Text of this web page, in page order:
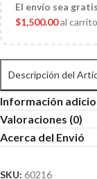
El envío sea
$1,500.00al
Descripción del
Información
Valoraciones (0)
Acerca del Envió
SKU: 60216